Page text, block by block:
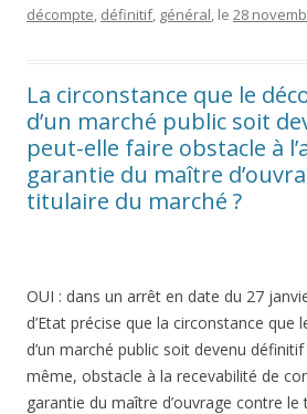
décompte, définitif, général, le 28
La circonstance que le
d’un marché public soit
peut-elle faire obstacle à
garantie du maître
titulaire du marché ?
OUI : dans un arrêt en date du 27
d’Etat précise que la circonstance que
d’un marché public soit devenu
même, obstacle à la recevabilité de
garantie du maître d’ouvrage contre